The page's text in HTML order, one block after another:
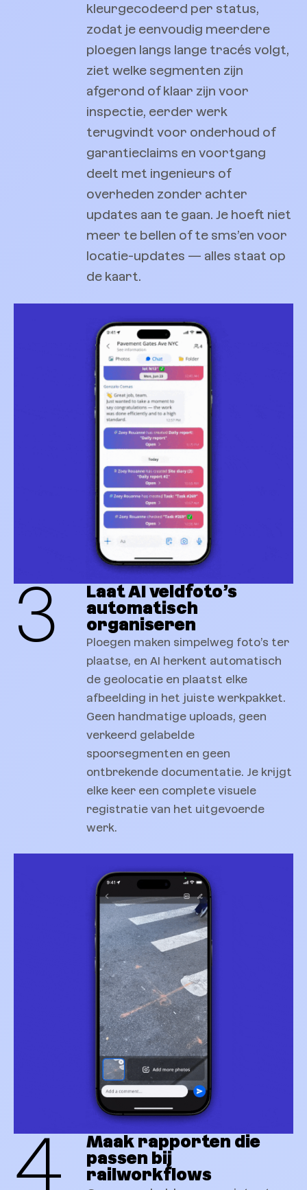
kleurgecodeerd per status,
zodat je eenvoudig meerdere
ploegen langs lange tracés volgt,
ziet welke segmenten zijn
afgerond of klaar zijn voor
inspectie, eerder werk
terugvindt voor onderhoud of
garantieclaims en voortgang
deelt met ingenieurs of
overheden zonder achter
updates aan te gaan. Je hoeft niet
meer te bellen of te sms’en voor
locatie-updates — alles staat op
de kaart.
3
Laat AI veldfoto’s
automatisch
organiseren
Ploegen maken simpelweg foto’s ter
plaatse, en AI herkent automatisch
de geolocatie en plaatst elke
afbeelding in het juiste werkpakket.
Geen handmatige uploads, geen
verkeerd gelabelde
spoorsegmenten en geen
ontbrekende documentatie. Je krijgt
elke keer een complete visuele
registratie van het uitgevoerde
werk.
4
Maak rapporten die
passen bij
railworkflows